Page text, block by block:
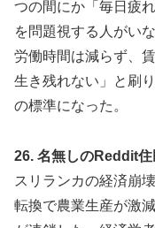
つの間にか「毎日疲
を問題視する人がい
労働時間は減らず、
生き残れない」と刷
の標準になった。
26. 名無しのReddit住
スリランカの経済崩
転換で農業生産が激